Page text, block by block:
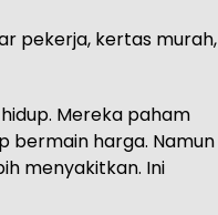
pekerja, kertas murah,
Mereka paham
bermain harga. Namun
menyakitkan. Ini